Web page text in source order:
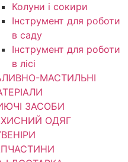
Колуни і сокири
Інструмент для роботи
в саду
Інструмент для роботи
в лісі
МАСТИЛЬНІ
ЗАСОБИ
ОДЯГ